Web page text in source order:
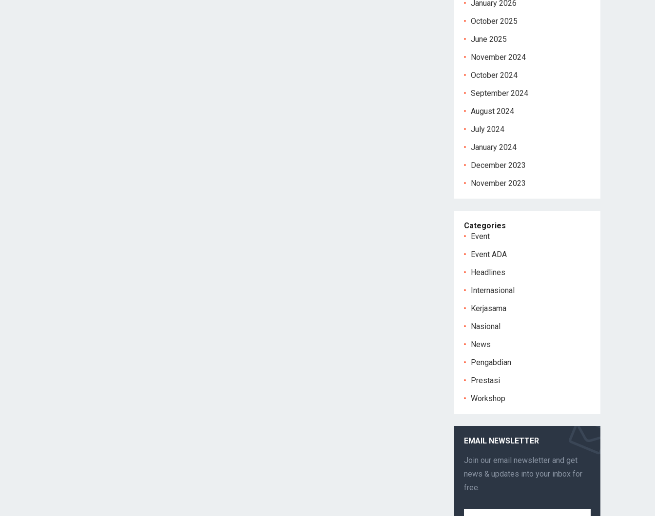
January 2026
October 2025
June 2025
November 2024
October 2024
September 2024
August 2024
July 2024
January 2024
December 2023
November 2023
Categories
Event
Event ADA
Headlines
Internasional
Kerjasama
Nasional
News
Pengabdian
Prestasi
Workshop
EMAIL NEWSLETTER
Join our email newsletter and get
news & updates into your inbox for
free.